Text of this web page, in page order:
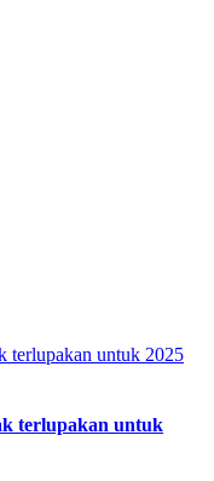
terlupakan untuk